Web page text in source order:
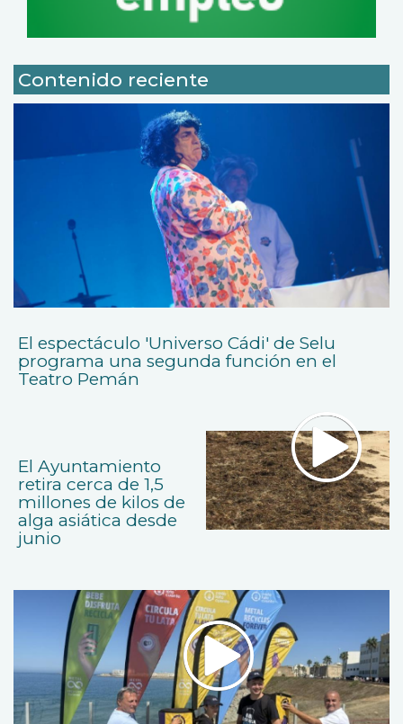
Contenido reciente
El espectáculo 'Universo Cádi' de Selu
programa una segunda función en el
Teatro Pemán
El Ayuntamiento
retira cerca de 1,5
millones de kilos de
alga asiática desde
junio